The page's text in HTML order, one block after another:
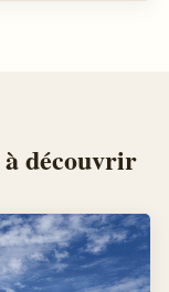
à découvrir